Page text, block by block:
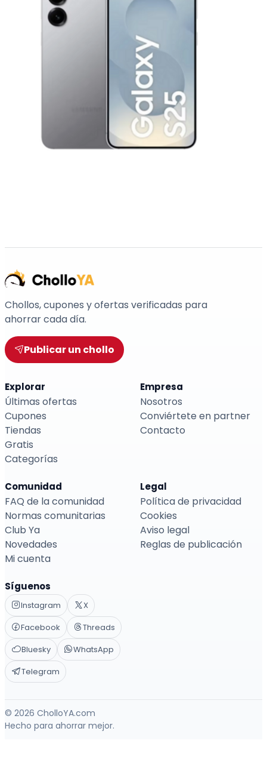
Chollos, cupones y ofertas verificadas para
ahorrar cada día.
Publicar un chollo
Explorar
Últimas ofertas
Cupones
Tiendas
Gratis
Categorías
Empresa
Nosotros
Conviértete en partner
Contacto
Comunidad
FAQ de la comunidad
Normas comunitarias
Club Ya
Novedades
Mi cuenta
Legal
Política de privacidad
Cookies
Aviso legal
Reglas de publicación
Síguenos
Instagram
X
Facebook
Threads
Bluesky
WhatsApp
Telegram
© 2026 CholloYA.com
Hecho para ahorrar mejor.